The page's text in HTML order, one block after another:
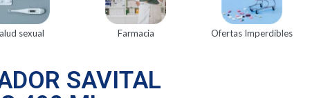
sexual Farmacia Ofertas Imperdibles
SAVITAL